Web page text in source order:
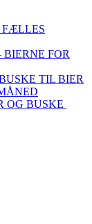
FÆLLES
FOR
TIL BIER
OG BUSKE